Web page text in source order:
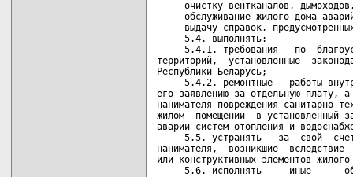
очистку вентканалов,
обслуживание жилого дома
выдачу справок,
     5.4. выполнять:
5.4.1. требования   по
территорий,  установленные
Республики Беларусь;
5.4.2. ремонтные   работы
его заявлению за отдельную плату,
нанимателя повреждения санитарно-
жилом  помещении  в установленный
аварии систем отопления и
5.5. устранять   за  свой
нанимателя,  возникшие  вследствие
или конструктивных элементов
5.6. исполнять     иные